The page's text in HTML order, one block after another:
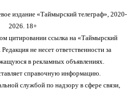
издание «Таймырский телеграф», 2020-
2026. 18+
цитировании ссылка на «Таймырский
не несет ответственности за
в рекламных объявлениях.
справочную информацию.
службой по надзору в сфере связи,